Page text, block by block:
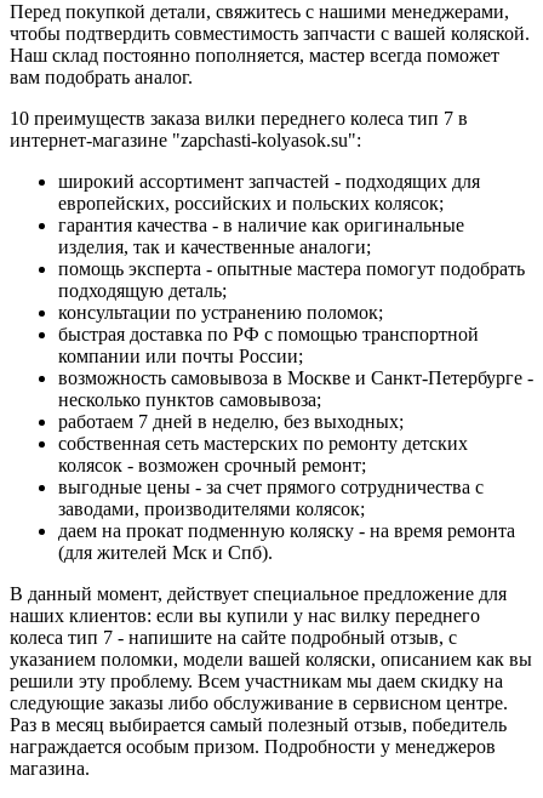
Перед покупкой детали, свяжитесь с нашими менеджерами,
чтобы подтвердить совместимость запчасти с вашей коляской.
Наш склад постоянно пополняется, мастер всегда поможет
вам подобрать аналог.
10 преимуществ заказа вилки переднего колеса тип 7 в
интернет-магазине "zapchasti-kolyasok.su":
широкий ассортимент запчастей - подходящих для
европейских, российских и польских колясок;
гарантия качества - в наличие как оригинальные
изделия, так и качественные аналоги;
помощь эксперта - опытные мастера помогут подобрать
подходящую деталь;
консультации по устранению поломок;
быстрая доставка по РФ с помощью транспортной
компании или почты России;
возможность самовывоза в Москве и Санкт-Петербурге -
несколько пунктов самовывоза;
работаем 7 дней в неделю, без выходных;
собственная сеть мастерских по ремонту детских
колясок - возможен срочный ремонт;
выгодные цены - за счет прямого сотрудничества с
заводами, производителями колясок;
даем на прокат подменную коляску - на время ремонта
(для жителей Мск и Спб).
В данный момент, действует специальное предложение для
наших клиентов: если вы купили у нас вилку переднего
колеса тип 7 - напишите на сайте подробный отзыв, с
указанием поломки, модели вашей коляски, описанием как вы
решили эту проблему. Всем участникам мы даем скидку на
следующие заказы либо обслуживание в сервисном центре.
Раз в месяц выбирается самый полезный отзыв, победитель
награждается особым призом. Подробности у менеджеров
магазина.